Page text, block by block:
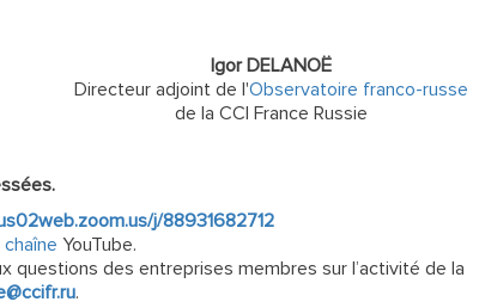
Igor DELANOË
Directeur adjoint de l'Observatoire franco-russe
de la CCI France Russie
j/88931682712
YouTube.
questions des entreprises membres sur l’activité de la
.